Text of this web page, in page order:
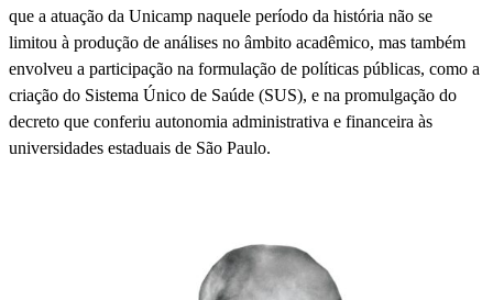
que a atuação da Unicamp naquele período da história não se
limitou à produção de análises no âmbito acadêmico, mas também
envolveu a participação na formulação de políticas públicas, como a
criação do Sistema Único de Saúde (SUS), e na promulgação do
decreto que conferiu autonomia administrativa e financeira às
universidades estaduais de São Paulo.